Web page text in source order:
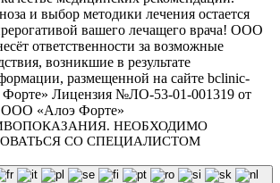
и выбор методики лечения остается
вашего лечащего врача! ООО
ответственности за возможные
возникшие в результате
размещенной на сайте bclinic-
Лицензия №ЛО-53-01-001319 от
ООО «Алоэ Форте»
НЕОБХОДИМО
СО СПЕЦИАЛИСТОМ